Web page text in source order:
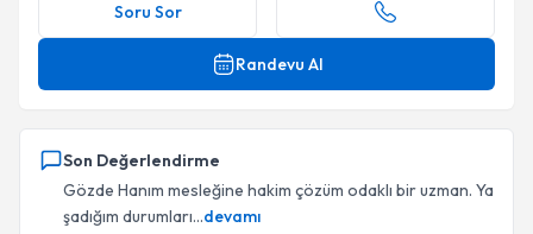
Soru Sor
Randevu Al
Son Değerlendirme
Gözde Hanım mesleğine hakim çözüm odaklı bir uzman. Ya
şadığım durumları...devamı